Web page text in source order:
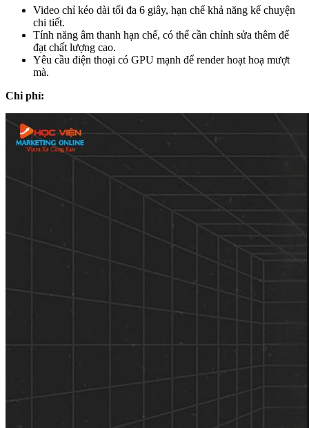
Video chỉ kéo dài tối đa 6 giây, hạn chế khả năng kể chuyện
chi tiết.
Tính năng âm thanh hạn chế, có thể cần chỉnh sửa thêm để
đạt chất lượng cao.
Yêu cầu điện thoại có GPU mạnh để render hoạt hoạ mượt
mà.
Chi phí: